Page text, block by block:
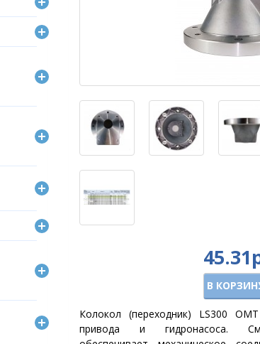
В
Колокол (переходник) LS300
привода и гидронасоса.